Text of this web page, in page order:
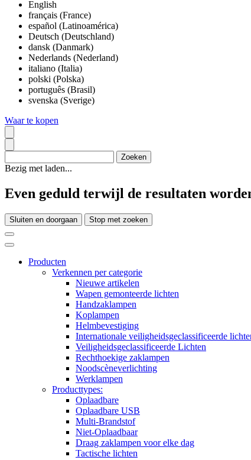
English
français (France)
español (Latinoamérica)
Deutsch (Deutschland)
dansk (Danmark)
Nederlands (Nederland)
italiano (Italia)
polski (Polska)
português (Brasil)
svenska (Sverige)
Waar te kopen
Bezig met laden...
Even geduld terwijl de resultaten
Sluiten en doorgaan Stop met zoeken
Producten
Verkennen per categorie
Nieuwe artikelen
Wapen gemonteerde lichten
Handzaklampen
Koplampen
Helmbevestiging
Internationale veiligheidsgeclassificeerde
Veiligheidsgeclassificeerde Lichten
Rechthoekige zaklampen
Noodscèneverlichting
Werklampen
Producttypes:
Oplaadbare
Oplaadbare USB
Multi-Brandstof
Niet-Oplaadbaar
Draag zaklampen voor elke dag
Tactische lichten